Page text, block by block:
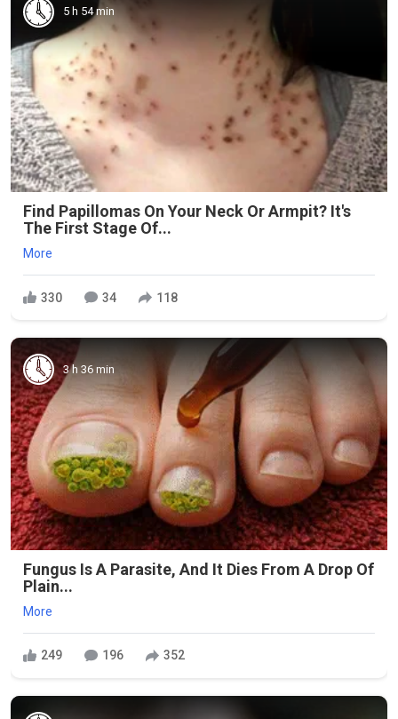
5 h 54 min
Find Papillomas On Your Neck Or Armpit? It's
The First Stage Of...
More
330 34 118
3 h 36 min
Fungus Is A Parasite, And It Dies From A Drop Of
Plain...
More
249 196 352